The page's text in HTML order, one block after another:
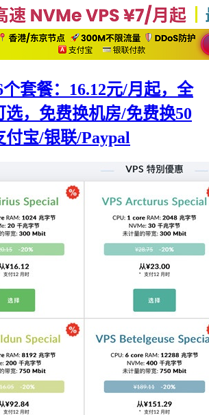
套餐：16.12元/月起，全
选，免费换机房/免费换50
付宝/银联/Paypal